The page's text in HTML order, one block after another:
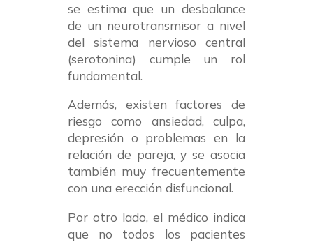
se estima que un desbalance
de un neurotransmisor a nivel
del sistema nervioso central
(serotonina) cumple un rol
fundamental.
Además, existen factores de
riesgo como ansiedad, culpa,
depresión o problemas en la
relación de pareja, y se asocia
también muy frecuentemente
con una erección disfuncional.
Por otro lado, el médico indica
que no todos los pacientes